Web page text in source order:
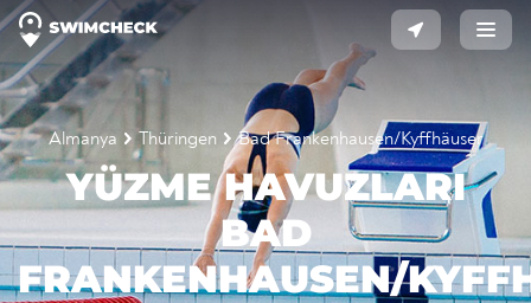
Almanya Thüringen Bad Frankenhausen/Kyffhäuser
YÜZME HAVUZLARI
BAD
FRANKENHAUSEN/